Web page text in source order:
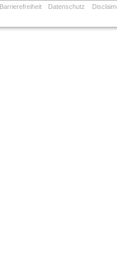
Barrierefreiheit Datenschutz